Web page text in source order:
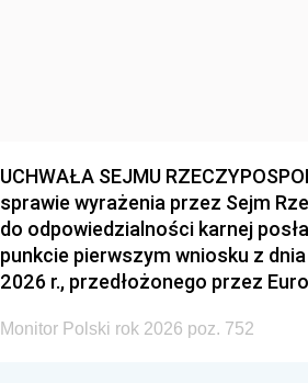
UCHWAŁA SEJMU
sprawie wyrażenia przez Sejm
do odpowiedzialności karnej
punkcie pierwszym wniosku z
2026 r., przedłożonego przez
Monitor Polski rok 2026 poz. 752